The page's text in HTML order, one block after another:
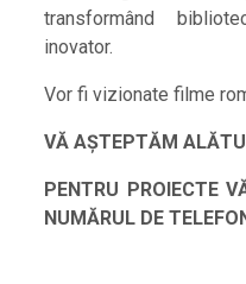
transformând
inovator.
Vor fi vizionate filme
VĂ AȘTEPTĂM
PENTRU PROIECTE
NUMĂRUL DE